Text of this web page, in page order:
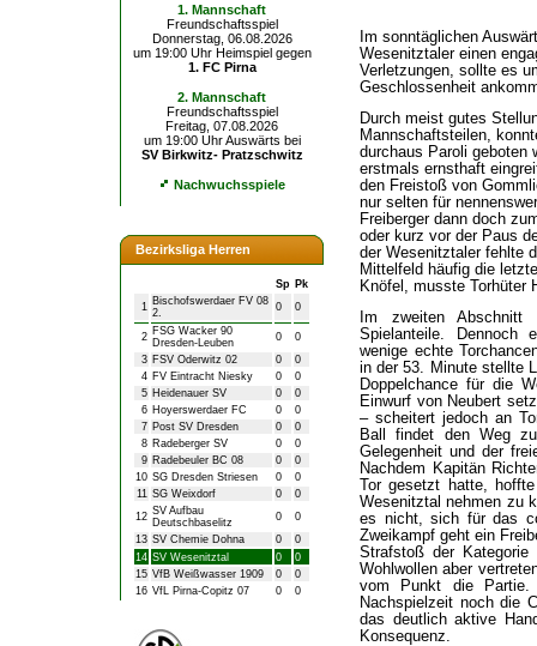
1. Mannschaft
Freundschaftsspiel
Donnerstag, 06.08.2026
um 19:00 Uhr Heimspiel gegen
1. FC Pirna
2. Mannschaft
Freundschaftsspiel
Freitag, 07.08.2026
um 19:00 Uhr Auswärts bei
SV Birkwitz- Pratzschwitz
Nachwuchsspiele
Bezirksliga Herren
Sp Pk
1 Bischofswerdaer FV 08
2.
0 0
2 FSG Wacker 90
Dresden-Leuben
0
0
3 FSV Oderwitz 02 0
0
4 FV Eintracht Niesky 0
0
5 Heidenauer SV 0
0
6 Hoyerswerdaer FC 0
0
7 Post SV Dresden 0
0
8 Radeberger SV 0
0
9 Radebeuler BC 08 0
0
10 SG Dresden Striesen 0
0
11 SG Weixdorf 0
0
12 SV Aufbau
Deutschbaselitz
0
0
13 SV Chemie Dohna 0
0
14 SV Wesenitztal 0
0
15 VfB Weißwasser 1909 0
0
16 VfL Pirna-Copitz 07 0 0
Im sonntäglichen
Wesenitztaler einen
Verletzungen, sollte es
Geschlossenheit
Durch meist gutes
Mannschaftsteilen,
durchaus Paroli geboten
erstmals ernsthaft
den Freistoß von
nur selten für
Freiberger dann doch
oder kurz vor der Paus
der Wesenitztaler fehlte
Mittelfeld häufig die
Knöfel, musste Torhüter
Im zweiten Abschnitt
Spielanteile. Dennoch
wenige echte
in der 53. Minute stellte
Doppelchance für die
Einwurf von Neubert
– scheitert jedoch an
Ball findet den Weg
Gelegenheit und der
Nachdem Kapitän
Tor gesetzt hatte,
Wesenitztal nehmen zu
es nicht, sich für das
Zweikampf geht ein
Strafstoß der
Wohlwollen aber
vom Punkt die
Nachspielzeit noch die
das deutlich aktive
Konsequenz.